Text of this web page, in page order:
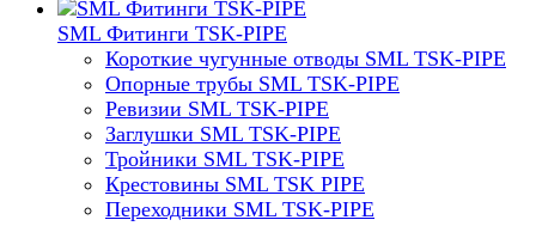
SML Фитинги TSK-PIPE
Короткие чугунные отводы SML TSK-PIPE
Опорные трубы SML TSK-PIPE
Ревизии SML TSK-PIPE
Заглушки SML TSK-PIPE
Тройники SML TSK-PIPE
Крестовины SML TSK PIPE
Переходники SML TSK-PIPE